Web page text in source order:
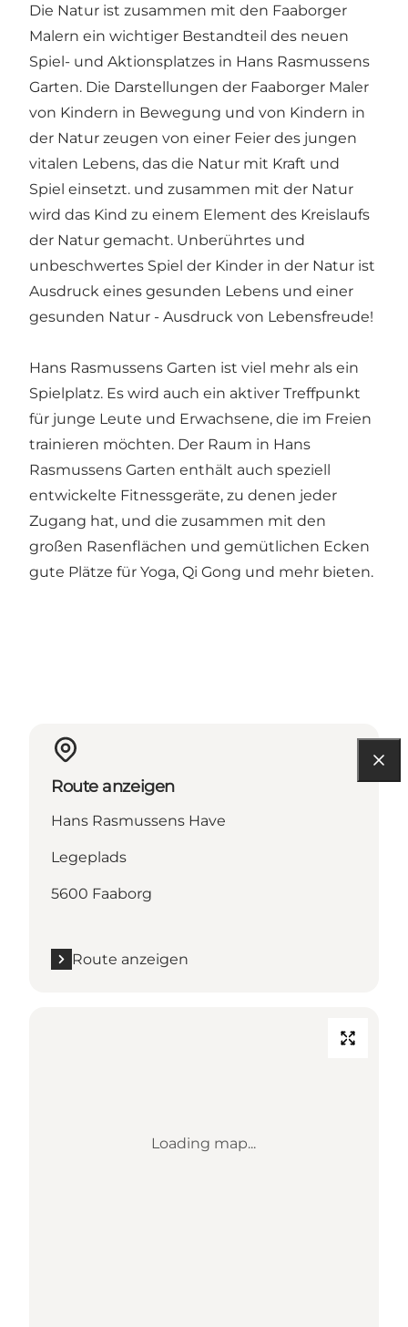
Die Natur ist zusammen mit den Faaborger
Malern ein wichtiger Bestandteil des neuen
Spiel- und Aktionsplatzes in Hans Rasmussens
Garten. Die Darstellungen der Faaborger Maler
von Kindern in Bewegung und von Kindern in
der Natur zeugen von einer Feier des jungen
vitalen Lebens, das die Natur mit Kraft und
Spiel einsetzt. und zusammen mit der Natur
wird das Kind zu einem Element des Kreislaufs
der Natur gemacht. Unberührtes und
unbeschwertes Spiel der Kinder in der Natur ist
Ausdruck eines gesunden Lebens und einer
gesunden Natur - Ausdruck von Lebensfreude!
Hans Rasmussens Garten ist viel mehr als ein
Spielplatz. Es wird auch ein aktiver Treffpunkt
für junge Leute und Erwachsene, die im Freien
trainieren möchten. Der Raum in Hans
Rasmussens Garten enthält auch speziell
entwickelte Fitnessgeräte, zu denen jeder
Zugang hat, und die zusammen mit den
großen Rasenflächen und gemütlichen Ecken
gute Plätze für Yoga, Qi Gong und mehr bieten.
Route anzeigen
Hans Rasmussens Have
Legeplads
5600 Faaborg
Route anzeigen
Loading map...